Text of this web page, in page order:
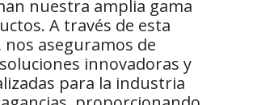
nuestra amplia gama
A través de esta
nos aseguramos de
innovadoras y
para la industria